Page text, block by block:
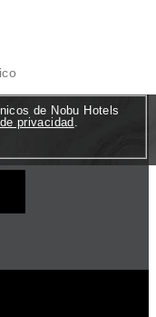
de Nobu Hotels
privacidad .